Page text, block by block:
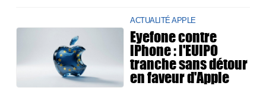
ACTUALITÉ APPLE
Eyefone contre
iPhone : l'EUIPO
tranche sans détour
en faveur d'Apple